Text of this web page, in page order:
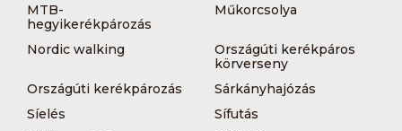
MTB-
hegyikerékpározás
Műkorcsolya
Nordic walking
Országúti kerékpáros
körverseny
Országúti kerékpározás
Sárkányhajózás
Síelés
Sífutás